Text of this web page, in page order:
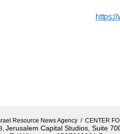
Resource News Agency / CENTER
Jerusalem Capital Studios, Suite